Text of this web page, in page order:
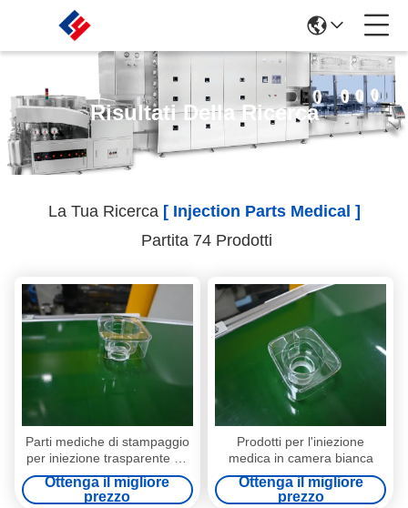
Risultati Della Ricerca
La Tua Ricerca [ Injection Parts Medical ]
Partita 74 Prodotti
Parti mediche di stampaggio
per iniezione trasparente su
misura per dispositivi medici
Ottenga il migliore
prezzo
Prodotti per l'iniezione
medica in camera bianca
Ottenga il migliore
prezzo